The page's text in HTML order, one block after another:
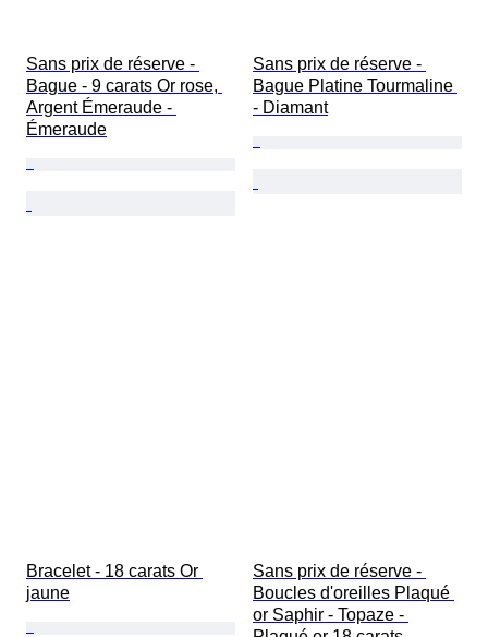
Sans prix de réserve -
Bague - 9 carats Or rose,
Argent Émeraude -
Émeraude
Sans prix de réserve -
Bague Platine Tourmaline
- Diamant
Bracelet - 18 carats Or
jaune
Sans prix de réserve -
Boucles d'oreilles Plaqué
or Saphir - Topaze -